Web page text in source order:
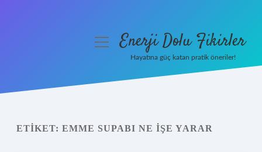
Yasal Uyarı
menüyüEnerji Dolu Fikirler
Hayatına güç katan pratik öneriler!
ETIKET: EMME SUPABI NE IŞE YARAR